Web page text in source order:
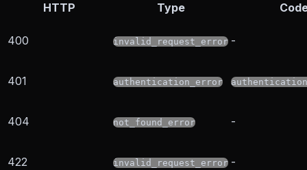
HTTP Type
400 invalid_request_error -
401 authentication_error
404 not_found_error -
422 invalid_request_error -